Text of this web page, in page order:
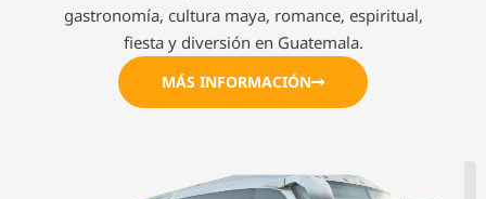
gastronomía, cultura maya, romance, espiritual,
fiesta y diversión en Guatemala.
MÁS INFORMACIÓN